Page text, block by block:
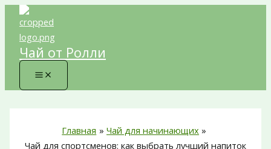
Перейти
содержимому
Чай от Ролли
Главная
Чай для начинающих
Чай для спортсменов: как выбрать лучший напиток